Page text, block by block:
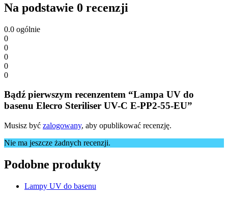
Na podstawie 0 recenzji
0.0 ogólnie
0
0
0
0
0
Bądź pierwszym recenzentem “Lampa UV do
basenu Elecro Steriliser UV-C E-PP2-55-EU”
Musisz być zalogowany, aby opublikować recenzję.
Nie ma jeszcze żadnych recenzji.
Podobne produkty
Lampy UV do basenu